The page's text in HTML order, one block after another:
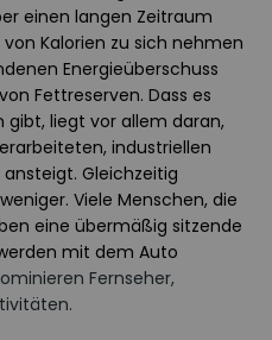
einen langen Zeitraum
Kalorien zu sich nehmen
Energieüberschuss
Fettreserven. Dass es
liegt vor allem daran,
industriellen
Gleichzeitig
Viele Menschen, die
eine übermäßig sitzende
mit dem Auto
Fernseher,